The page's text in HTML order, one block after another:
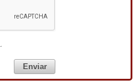
Enviar